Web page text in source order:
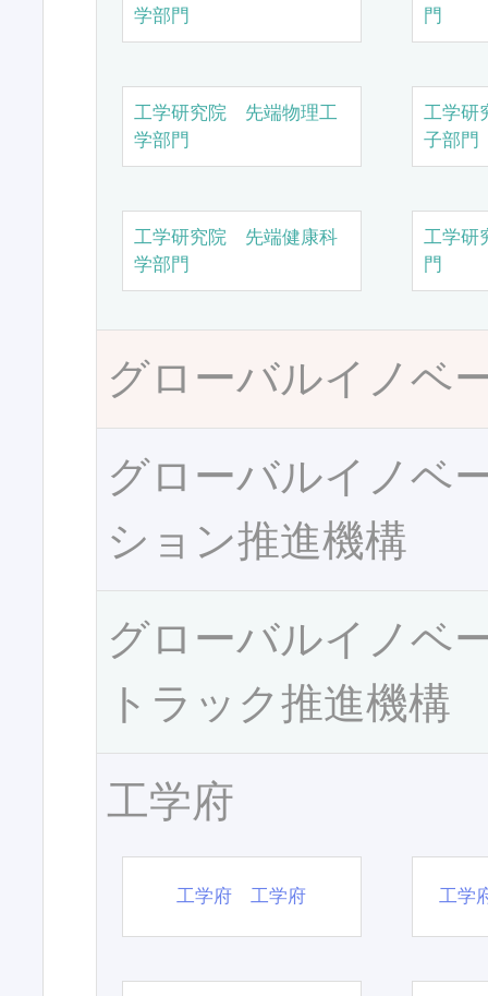
学部門
門
工学研究院 先端物理工
学部門
工学研
子部門
工学研究院 先端健康科
学部門
工学研
門
グローバルイノベ
グローバルイノベ
ション推進機構
グローバルイノベ
トラック推進機構
工学府
工学府 工学府 工学